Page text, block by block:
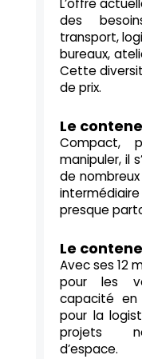
L’offre
des
transport,
bureaux,
Cette
de prix.
Le
Compact,
manipuler, il
de
presque
Le
Avec ses 12
pour les
capacité
pour la
projets
d’espace.